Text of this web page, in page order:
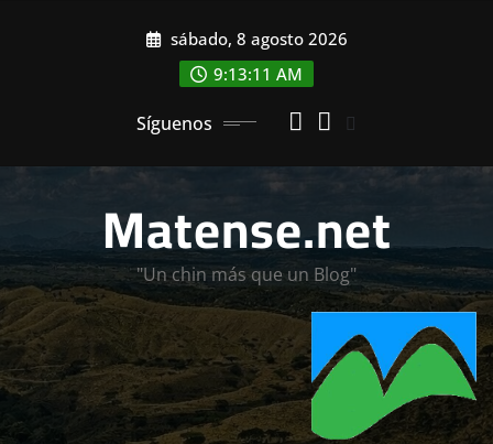
sábado, 8 agosto 2026
9:13:13 AM
Síguenos
Matense.net
"Un chin más que un Blog"